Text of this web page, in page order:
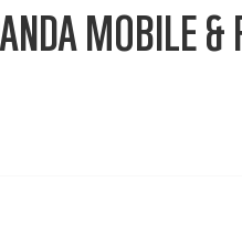
MOBILE &